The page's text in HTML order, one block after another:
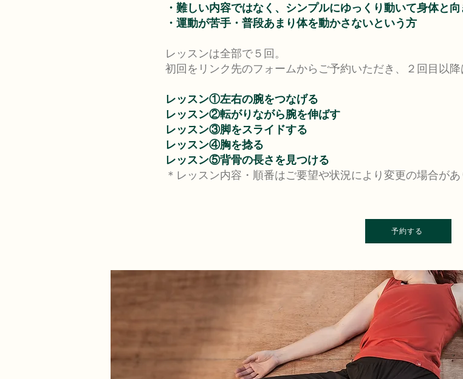
・難しい内容ではなく、シンプルにゆっくり動いて身体と
・運動が苦手・普段あまり体を動かさないという方
レッスンは全部で５回。
初回をリンク先のフォームからご予約いただき、２回目以降
レッスン①左右の腕をつなげる
レッスン②転がりながら腕を伸ばす
レッスン③脚をスライドする
レッスン④胸を捻る
レッスン⑤背骨の長さを見つける
＊レッスン内容・順番はご要望や状況により変更の場合が
予約する